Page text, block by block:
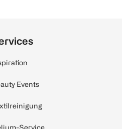
Events
Service